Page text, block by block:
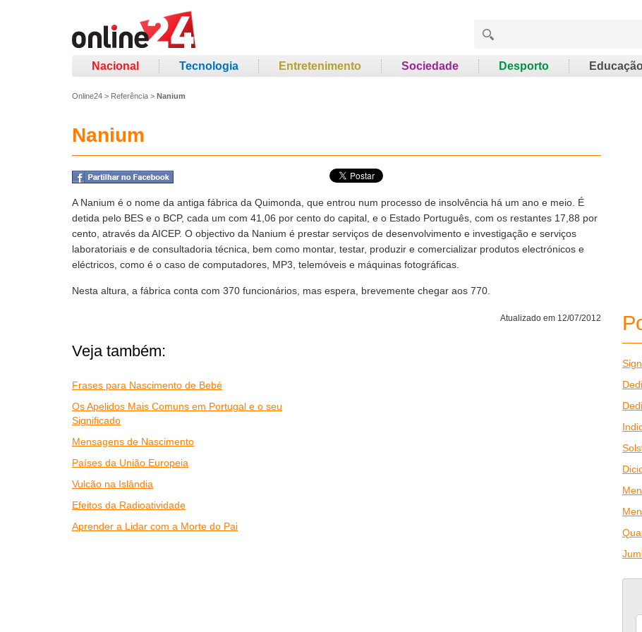
Nacional Tecnologia Entretenimento Sociedade Desporto
Online24 > Referência > Nanium
Nanium
A Nanium é o nome da antiga fábrica da Quimonda, que entrou num processo de insolvência há um ano e meio. É
detida pelo BES e o BCP, cada um com 41,06 por cento do capital, e o Estado Português, com os restantes 17,88 por
cento, através da AICEP. O objectivo da Nanium é prestar serviços de desenvolvimento e investigação e serviços
laboratoriais e de consultadoria técnica, bem como montar, testar, produzir e comercializar produtos electrónicos e
eléctricos, como é o caso de computadores, MP3, telemóveis e máquinas fotográficas.
Nesta altura, a fábrica conta com 370 funcionários, mas espera, brevemente chegar aos 770.
Atualizado em 12/07/2012
Veja também:
Frases para Nascimento de Bebé
Os Apelidos Mais Comuns em Portugal e o seu
Significado
Mensagens de Nascimento
Países da União Europeia
Vulcão na Islândia
Efeitos da Radioatividade
Aprender a Lidar com a Morte do Pai